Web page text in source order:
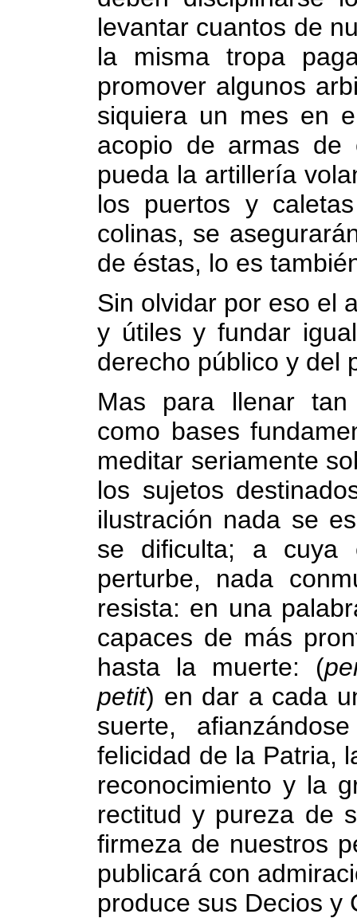
levantar cuantos de
la misma tropa
promover algunos
siquiera un mes en
acopio de armas de
pueda la artillería
los puertos y
colinas, se
de éstas, lo es
Sin olvidar por eso el
y útiles y fundar
derecho público y del
Mas para llenar
como bases
meditar seriamente
los sujetos
ilustración nada se
se dificulta; a cuya
perturbe, nada
resista: en una
capaces de más
hasta la muerte: (
petit) en dar a cada
suerte,
felicidad de la Patria,
reconocimiento y la
rectitud y pureza de
firmeza de nuestros
publicará con
produce sus Decios y